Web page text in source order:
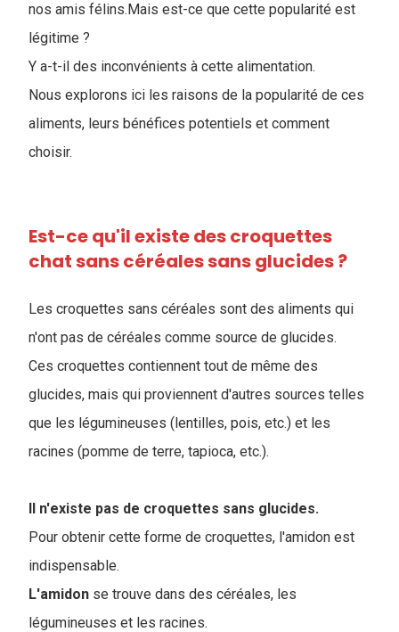
nos amis félins.Mais est-ce que cette popularité est
légitime ?
Y a-t-il des inconvénients à cette alimentation.
Nous explorons ici les raisons de la popularité de ces
aliments, leurs bénéfices potentiels et comment
choisir.
Est-ce qu'il existe des croquettes
chat sans céréales sans glucides ?
Les croquettes sans céréales sont des aliments qui
n'ont pas de céréales comme source de glucides.
Ces croquettes contiennent tout de même des
glucides, mais qui proviennent d'autres sources telles
que les légumineuses (lentilles, pois, etc.) et les
racines (pomme de terre, tapioca, etc.).
Il n'existe pas de croquettes sans glucides.
Pour obtenir cette forme de croquettes, l'amidon est
indispensable.
L'amidon se trouve dans des céréales, les
légumineuses et les racines.